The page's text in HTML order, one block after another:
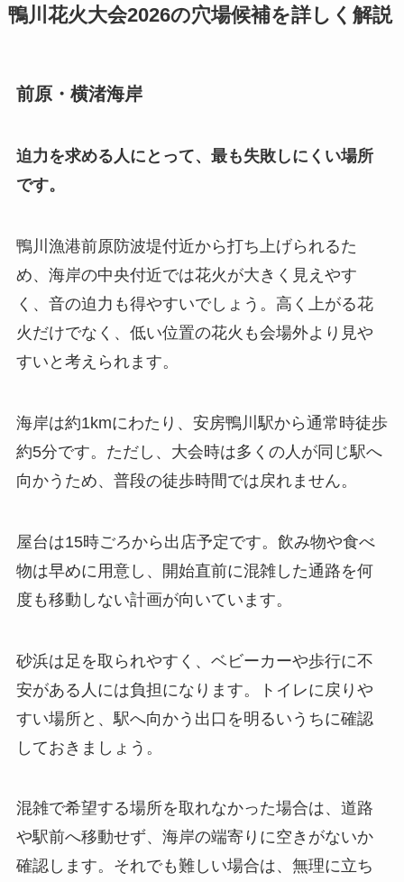
鴨川花火大会2026の穴場候補を詳しく解説
前原・横渚海岸
迫力を求める人にとって、最も失敗しにくい場所
です。
鴨川漁港前原防波堤付近から打ち上げられるた
め、海岸の中央付近では花火が大きく見えやす
く、音の迫力も得やすいでしょう。高く上がる花
火だけでなく、低い位置の花火も会場外より見や
すいと考えられます。
海岸は約1kmにわたり、安房鴨川駅から通常時徒歩
約5分です。ただし、大会時は多くの人が同じ駅へ
向かうため、普段の徒歩時間では戻れません。
屋台は15時ごろから出店予定です。飲み物や食べ
物は早めに用意し、開始直前に混雑した通路を何
度も移動しない計画が向いています。
砂浜は足を取られやすく、ベビーカーや歩行に不
安がある人には負担になります。トイレに戻りや
すい場所と、駅へ向かう出口を明るいうちに確認
しておきましょう。
混雑で希望する場所を取れなかった場合は、道路
や駅前へ移動せず、海岸の端寄りに空きがないか
確認します。それでも難しい場合は、無理に立ち